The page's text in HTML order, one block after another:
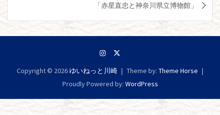
ー
シ
ン
「赤星直忠と神奈川県立博物館」
Copyright © 2026 ゆいねっと川崎 Theme by: Theme Horse
Proudly Powered by: WordPress